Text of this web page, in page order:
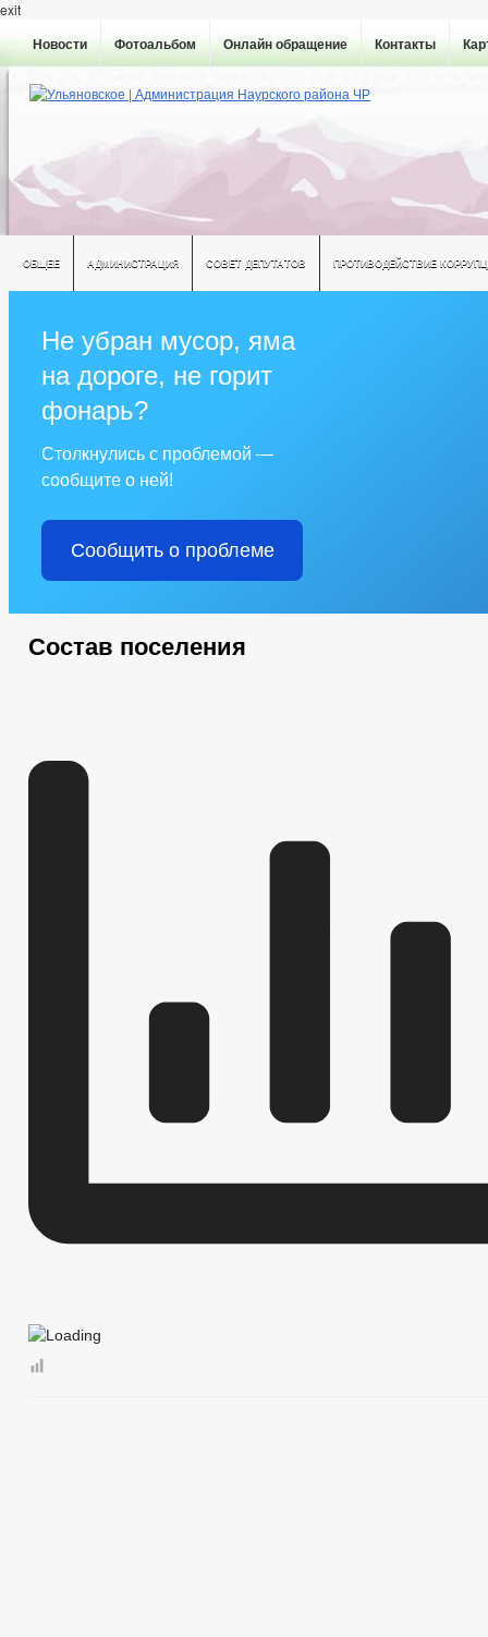
exit
Новости Фотоальбом Онлайн обращение Контакты
ОБЩЕЕ АДМИНИСТРАЦИЯ СОВЕТ ДЕПУТАТОВ ПРОТИВОДЕЙСТВИЕ
Не убран мусор, яма
на дороге, не горит
фонарь?
Столкнулись с проблемой —
сообщите о ней!
Сообщить о проблеме
Состав поселения